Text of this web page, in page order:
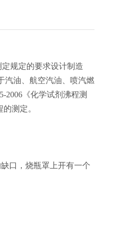
规定的要求设计制造
汽油、航空汽油、喷汽燃
2006《化学试剂沸程测
测定。
口，烧瓶罩上开有一个